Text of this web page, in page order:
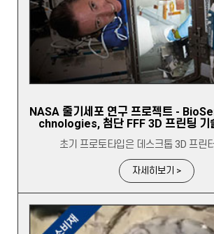
NASA 줄기세포 연구 프로젝트 -
chnologies, 첨단 FFF 3D 프린팅 기
초기 프로토타입은 데스크톱 3D 프린터
자세히보기 >